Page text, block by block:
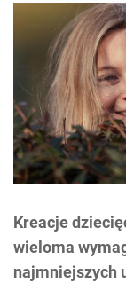
Kreacje
wieloma
najmniejszych